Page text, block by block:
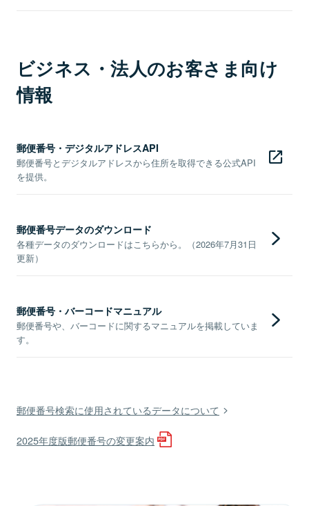
ビジネス・法人のお客さま向け
情報
郵便番号・デジタルアドレスAPI
郵便番号とデジタルアドレスから住所を取得できる公式API
を提供。
郵便番号データのダウンロード
各種データのダウンロードはこちらから。（2026年7月31日
更新）
郵便番号・バーコードマニュアル
郵便番号や、バーコードに関するマニュアルを掲載していま
す。
郵便番号検索に使用されているデータについて
2025年度版郵便番号の変更案内